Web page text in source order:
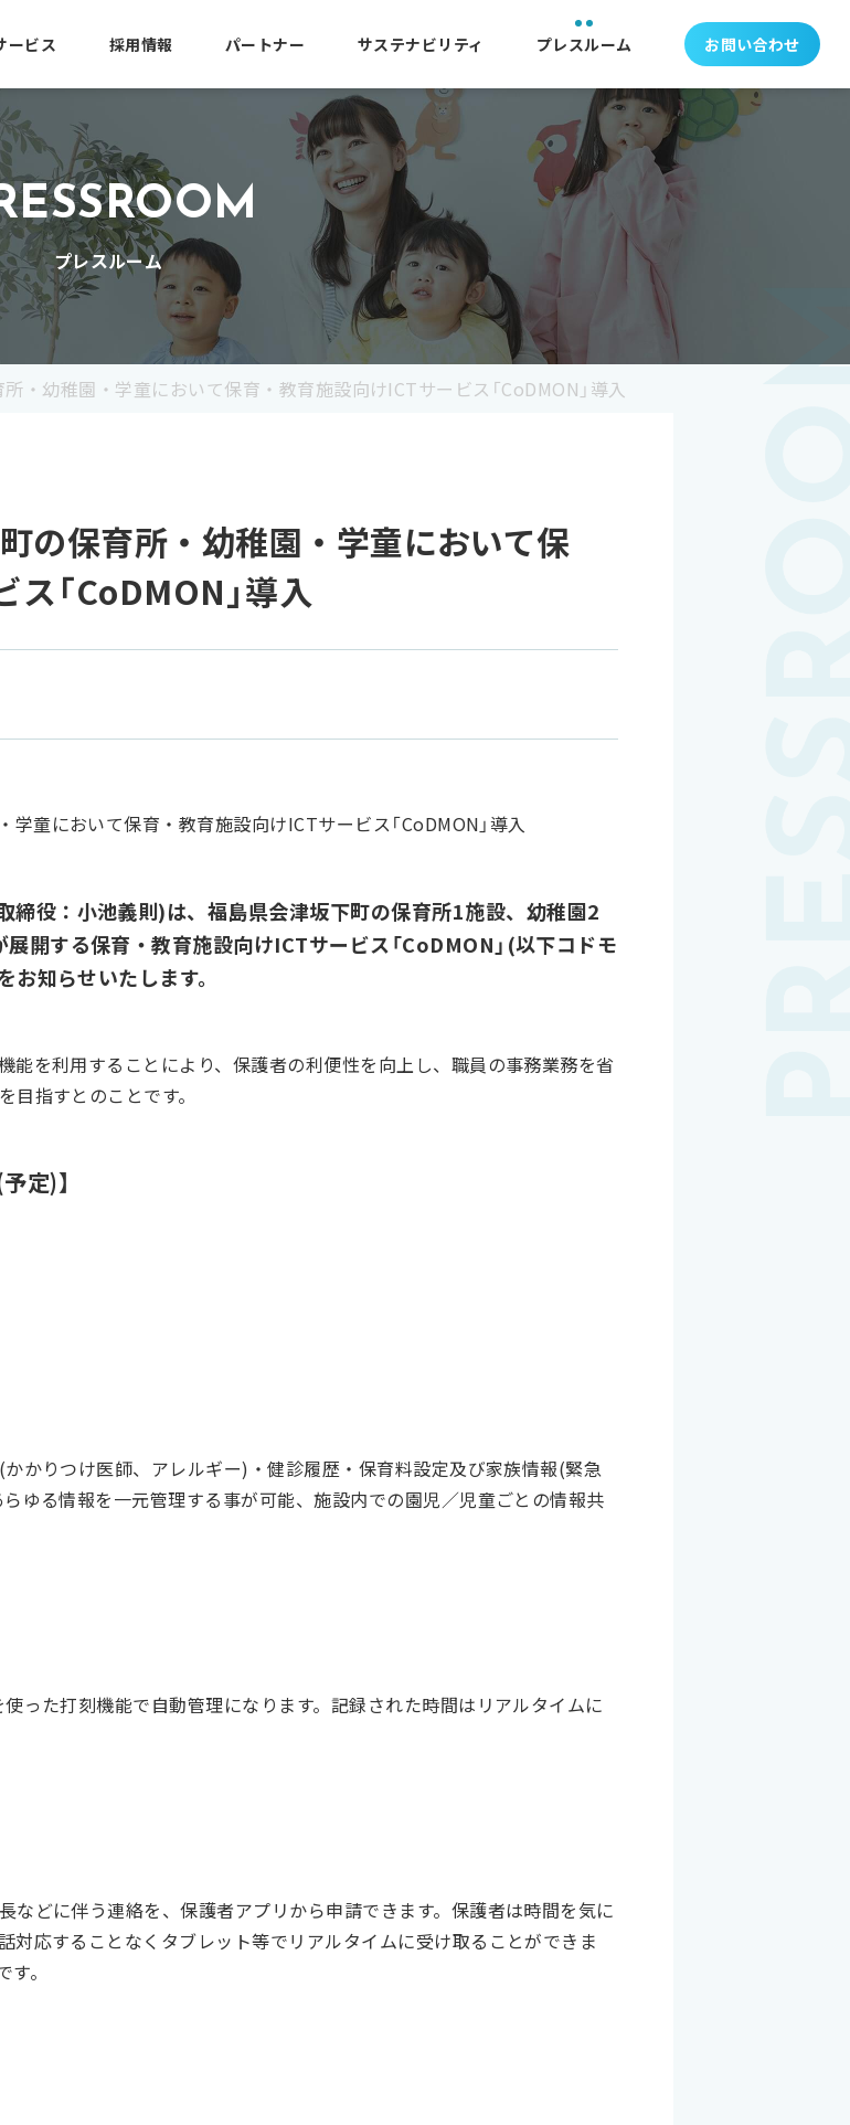
ービス 採用情報 パートナー サステナビリティ プレスルーム お問い合わせ
プレスルーム
・幼稚園・学童において保育・教育施設向けICTサービス「CoDMON」導入
の保育所・幼稚園・学童において保
「CoDMON」導入
締役：小池義則)は、福島県会津坂下町の保育所1施設、幼稚園2
開する保育・教育施設向けICTサービス「CoDMON」(以下コドモ
知らせいたします。
能を利用することにより、保護者の利便性を向上し、職員の事務業務を省
指すとのことです。
定)】
かりつけ医師、アレルギー)・健診履歴・保育料設定及び家族情報(緊急
ゆる情報を一元管理する事が可能、施設内での園児／児童ごとの情報共
った打刻機能で自動管理になります。記録された時間はリアルタイムに
などに伴う連絡を、保護者アプリから申請できます。保護者は時間を気に
対応することなくタブレット等でリアルタイムに受け取ることができま
。